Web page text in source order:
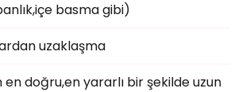
basma gibi)
uzaklaşma
en doğru,en yararlı bir şekilde uzun